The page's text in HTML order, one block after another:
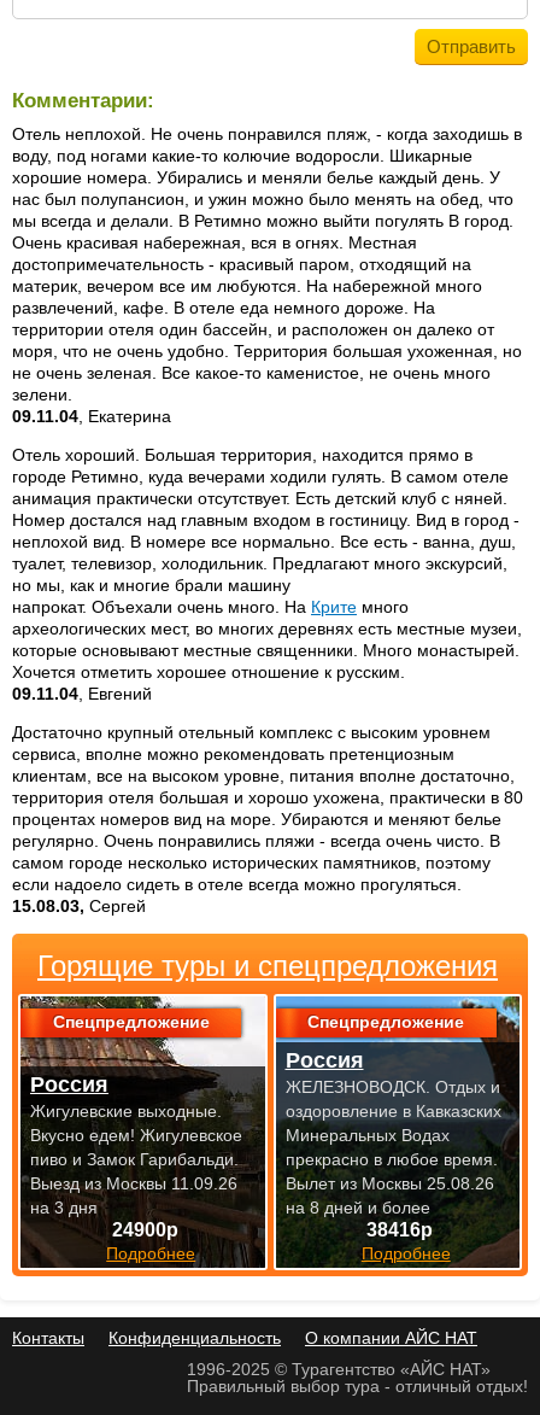
Комментарии:
Отель неплохой. Не очень понравился пляж, - когда заходишь в
воду, под ногами какие-то колючие водоросли. Шикарные
хорошие номера. Убирались и меняли белье каждый день. У
нас был полупансион, и ужин можно было менять на обед, что
мы всегда и делали. В Ретимно можно выйти погулять В город.
Очень красивая набережная, вся в огнях. Местная
достопримечательность - красивый паром, отходящий на
материк, вечером все им любуются. На набережной много
развлечений, кафе. В отеле еда немного дороже. На
территории отеля один бассейн, и расположен он далеко от
моря, что не очень удобно. Территория большая ухоженная, но
не очень зеленая. Все какое-то каменистое, не очень много
зелени.
09.11.04 , Екатерина
Отель хороший. Большая территория, находится прямо в
городе Ретимно, куда вечерами ходили гулять. В самом отеле
анимация практически отсутствует. Есть детский клуб с няней.
Номер достался над главным входом в гостиницу. Вид в город -
неплохой вид. В номере все нормально. Все есть - ванна, душ,
туалет, телевизор, холодильник. Предлагают много экскурсий,
но мы, как и многие брали машину
напрокат. Объехали очень много. На Крите много
археологических мест, во многих деревнях есть местные музеи,
которые основывают местные священники. Много монастырей.
Хочется отметить хорошее отношение к русским.
09.11.04 , Евгений
Достаточно крупный отельный комплекс с высоким уровнем
сервиса, вполне можно рекомендовать претенциозным
клиентам, все на высоком уровне, питания вполне достаточно,
территория отеля большая и хорошо ухожена, практически в 80
процентах номеров вид на море. Убираются и меняют белье
регулярно. Очень понравились пляжи - всегда очень чисто. В
самом городе несколько исторических памятников, поэтому
если надоело сидеть в отеле всегда можно прогуляться.
15.08.03, Сергей
Горящие туры и спецпредложения
Спецпредложение
24900р
Подробнее
Россия
Жигулевские выходные.
Вкусно едем! Жигулевское
пиво и Замок Гарибальди.
Выезд из Москвы 11.09.26
на 3 дня
Спецпредложение
38416р
Подробнее
Россия
ЖЕЛЕЗНОВОДСК. Отдых и
оздоровление в Кавказских
Минеральных Водах
прекрасно в любое время.
Вылет из Москвы 25.08.26
на 8 дней и более
Контакты Конфиденциальность
О компании АЙС НАТ
1996-2025 © Турагентство «АЙС НАТ»
Правильный выбор тура - отличный отдых!